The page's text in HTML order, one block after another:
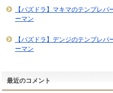
【パズドラ】マキマのテンプレ
ーマン
【パズドラ】デンジのテンプレ
ーマン
最近のコメント